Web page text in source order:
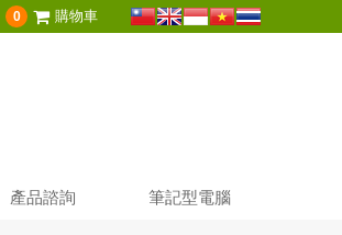
0 購物車
產品諮詢 筆記型電腦